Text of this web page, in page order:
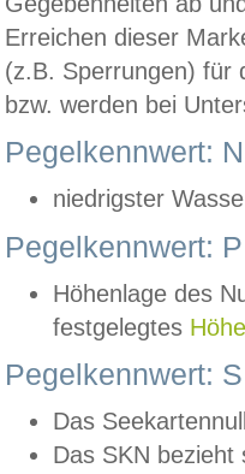
Erreichen dieser
(z.B. Sperrungen) für
bzw. werden bei
Pegelkennwert:
niedrigster
Pegelkennwert:
Höhenlage des
festgelegtes
Pegelkennwert:
Das
Das SKN